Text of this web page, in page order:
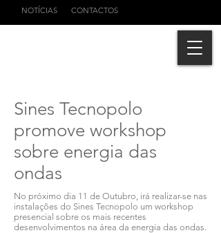
NOTÍCIAS CONTACTOS
Sines Tecnopolo
promove workshop
sobre energia das
ondas
No próximo dia 11 de Outubro, irá realizar-se nas
instalações do Sines Tecnopolo um workshop
presencial sobre os mais recentes
desenvolvimentos na área da energia das ondas.